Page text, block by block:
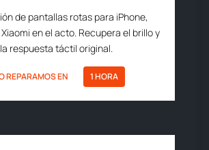
de pantallas rotas para iPhone,
en el acto. Recupera el brillo y
la respuesta táctil original.
REPARAMOS EN 1 HORA